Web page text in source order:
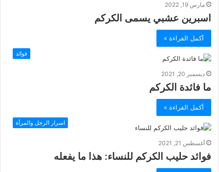
مارس 19, 2022
اسبرين عشبي يسمى الكركم
أكمل القراءة »
فوائد
ديسمبر 20, 2021
ما فائدة الكركم
أكمل القراءة »
اسرار الرجل والمرأة
أغسطس 21, 2021
فوائد حليب الكركم للنساء: هذا ما يفعله